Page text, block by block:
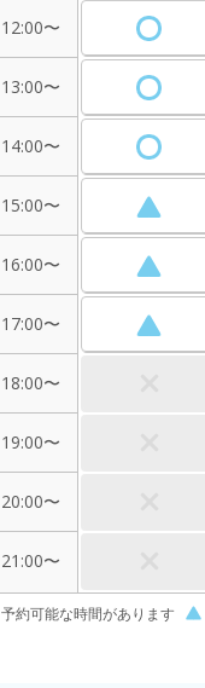
12:00〜
13:00〜
14:00〜
15:00〜
16:00〜
17:00〜
18:00〜
19:00〜
20:00〜
21:00〜
予約可能な時間があります